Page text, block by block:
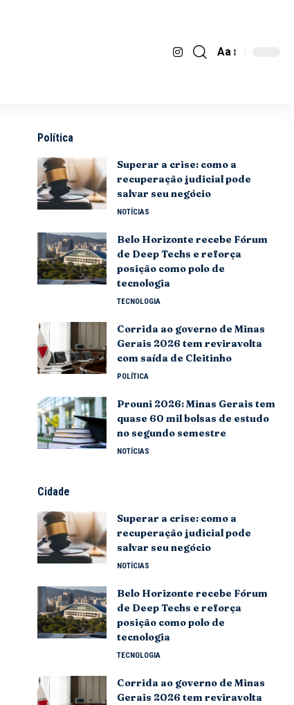
Aa
Política
Superar a crise: como a
recuperação judicial pode
salvar seu negócio
NOTÍCIAS
Belo Horizonte recebe Fórum
de Deep Techs e reforça
posição como polo de
tecnologia
TECNOLOGIA
Corrida ao governo de Minas
Gerais 2026 tem reviravolta
com saída de Cleitinho
POLÍTICA
Prouni 2026: Minas Gerais tem
quase 60 mil bolsas de estudo
no segundo semestre
NOTÍCIAS
Cidade
Superar a crise: como a
recuperação judicial pode
salvar seu negócio
NOTÍCIAS
Belo Horizonte recebe Fórum
de Deep Techs e reforça
posição como polo de
tecnologia
TECNOLOGIA
Corrida ao governo de Minas
Gerais 2026 tem reviravolta